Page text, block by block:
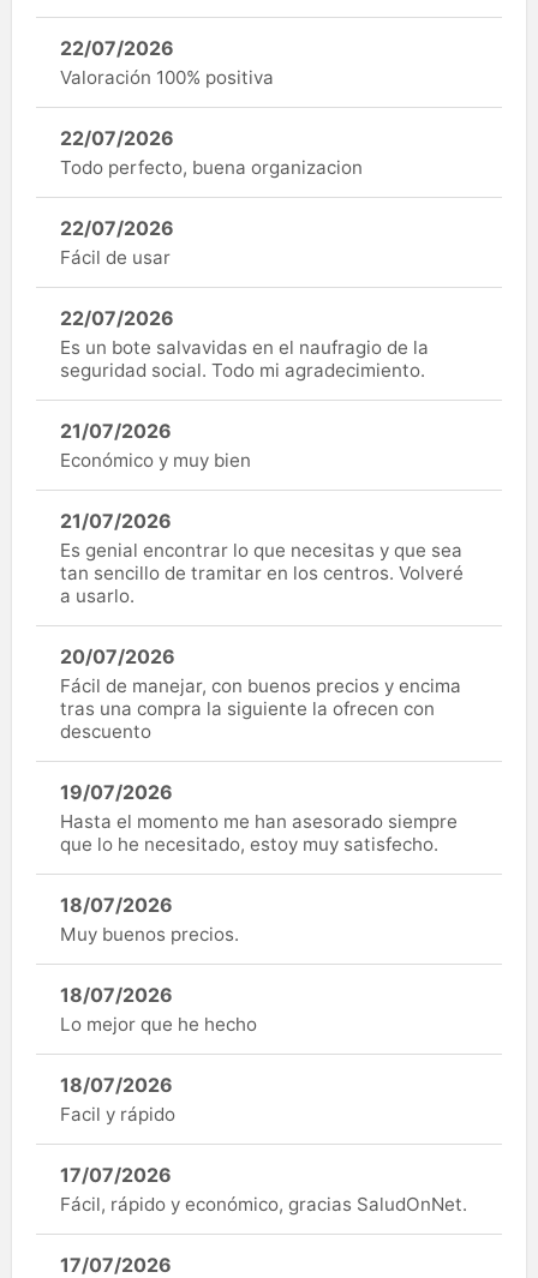
22/07/2026
Valoración 100% positiva
22/07/2026
Todo perfecto, buena organizacion
22/07/2026
Fácil de usar
22/07/2026
Es un bote salvavidas en el naufragio de la
seguridad social. Todo mi agradecimiento.
21/07/2026
Económico y muy bien
21/07/2026
Es genial encontrar lo que necesitas y que sea
tan sencillo de tramitar en los centros. Volveré
a usarlo.
20/07/2026
Fácil de manejar, con buenos precios y encima
tras una compra la siguiente la ofrecen con
descuento
19/07/2026
Hasta el momento me han asesorado siempre
que lo he necesitado, estoy muy satisfecho.
18/07/2026
Muy buenos precios.
18/07/2026
Lo mejor que he hecho
18/07/2026
Facil y rápido
17/07/2026
Fácil, rápido y económico, gracias SaludOnNet.
17/07/2026